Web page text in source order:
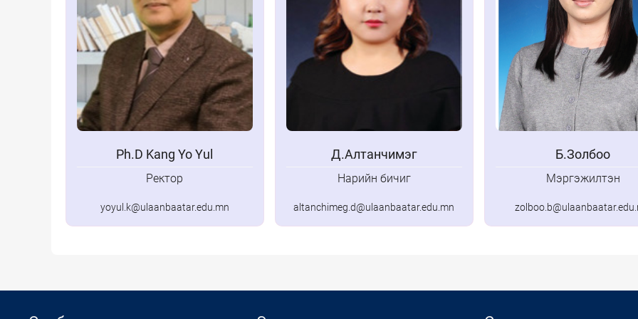
Ph.D Kang Yo Yul
Ректор
yoyul.k@ulaanbaatar.edu.mn
Д.Алтанчимэг
Нарийн бичиг
altanchimeg.d@ulaanbaatar.edu.mn
Б.Золбоо
Мэргэжилтэн